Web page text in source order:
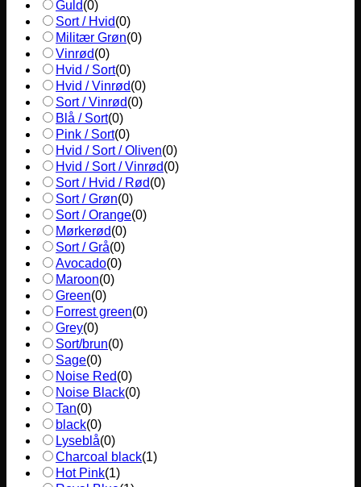
Guld(0)
Sort / Hvid(0)
Militær Grøn(0)
Vinrød(0)
Hvid / Sort(0)
Hvid / Vinrød(0)
Sort / Vinrød(0)
Blå / Sort(0)
Pink / Sort(0)
Hvid / Sort / Oliven(0)
Hvid / Sort / Vinrød(0)
Sort / Hvid / Rød(0)
Sort / Grøn(0)
Sort / Orange(0)
Mørkerød(0)
Sort / Grå(0)
Avocado(0)
Maroon(0)
Green(0)
Forrest green(0)
Grey(0)
Sort/brun(0)
Sage(0)
Noise Red(0)
Noise Black(0)
Tan(0)
black(0)
Lyseblå(0)
Charcoal black(1)
Hot Pink(1)